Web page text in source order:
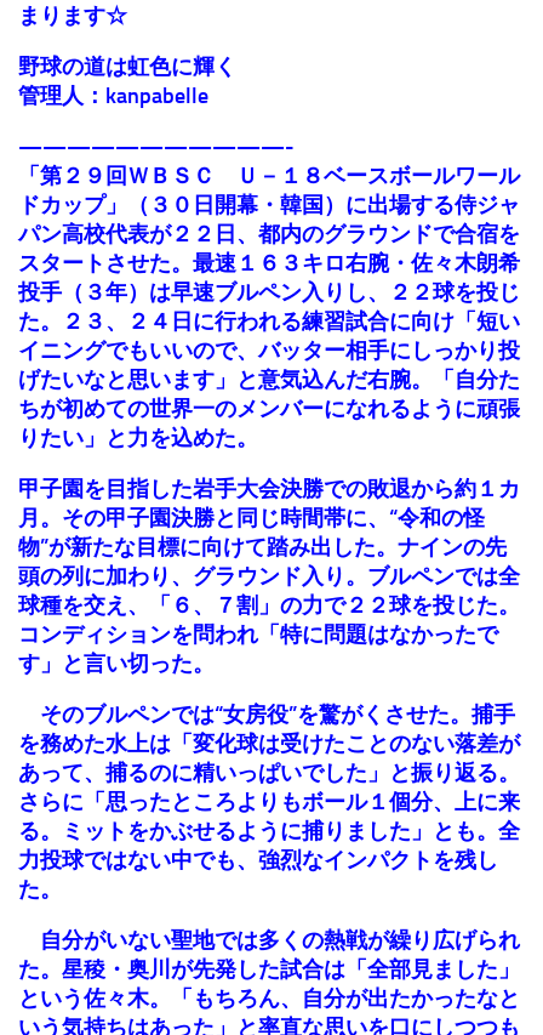
まります☆
野球の道は虹色に輝く
管理人：kanpabelle
———————————-
「第２９回ＷＢＳＣ Ｕ－１８ベースボールワール
ドカップ」（３０日開幕・韓国）に出場する侍ジャ
パン高校代表が２２日、都内のグラウンドで合宿を
スタートさせた。最速１６３キロ右腕・佐々木朗希
投手（３年）は早速ブルペン入りし、２２球を投じ
た。２３、２４日に行われる練習試合に向け「短い
イニングでもいいので、バッター相手にしっかり投
げたいなと思います」と意気込んだ右腕。「自分た
ちが初めての世界一のメンバーになれるように頑張
りたい」と力を込めた。
甲子園を目指した岩手大会決勝での敗退から約１カ
月。その甲子園決勝と同じ時間帯に、“令和の怪
物”が新たな目標に向けて踏み出した。ナインの先
頭の列に加わり、グラウンド入り。ブルペンでは全
球種を交え、「６、７割」の力で２２球を投じた。
コンディションを問われ「特に問題はなかったで
す」と言い切った。
そのブルペンでは“女房役”を驚がくさせた。捕手
を務めた水上は「変化球は受けたことのない落差が
あって、捕るのに精いっぱいでした」と振り返る。
さらに「思ったところよりもボール１個分、上に来
る。ミットをかぶせるように捕りました」とも。全
力投球ではない中でも、強烈なインパクトを残し
た。
自分がいない聖地では多くの熱戦が繰り広げられ
た。星稜・奥川が先発した試合は「全部見ました」
という佐々木。「もちろん、自分が出たかったなと
いう気持ちはあった」と率直な思いを口にしつつも